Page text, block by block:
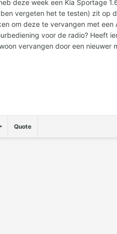
deze week een Kia Sportage
vergeten het te testen) zit op
om deze te vervangen met
voor de radio? Heeft
vervangen door een nieuwer
Quote